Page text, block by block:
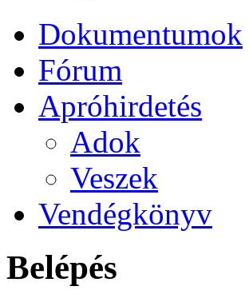
Dokumentumok
Fórum
Apróhirdetés
Adok
Veszek
Vendégkönyv
Belépés